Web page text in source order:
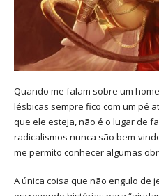
Quando me falam sobre um
lésbicas sempre fico com um pé
que ele esteja, não é o lugar de
radicalismos nunca são bem-
me permito conhecer algumas
A única coisa que não engulo de